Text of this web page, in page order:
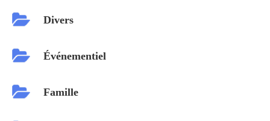
Divers
Événementiel
Famille